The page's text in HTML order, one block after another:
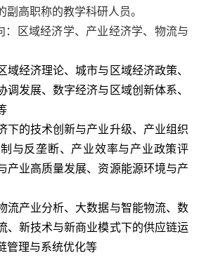
副高职称的教学科研人员。
：区域经济学、产业经济学、物流与
域经济理论、城市与区域经济政策、
调发展、数字经济与区域创新体系、
下的技术创新与产业升级、产业组织
与反垄断、产业效率与产业政策评
产业高质量发展、资源能源环境与产
流产业分析、大数据与智能物流、数
、新技术与新商业模式下的供应链运
管理与系统优化等